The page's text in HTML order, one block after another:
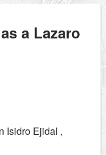
a Lazaro
Isidro Ejidal ,